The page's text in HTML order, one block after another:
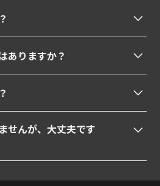
結果、一人で外国人のお客様を
で、ご帰国後直接お会いして面
ます。なお、当社はリモートで
できます。ぜひ、どんどんと吸
プを目指してください。
ありますか？
経歴は問いません。
の日本語が話せ、やる気のある
迎です。ただし、有効な就労
ます。
せんが、大丈夫です